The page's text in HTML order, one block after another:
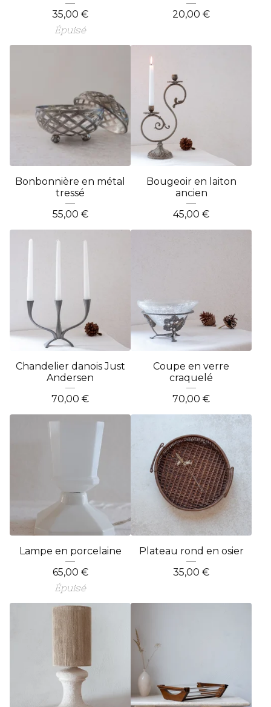
35,00 €
Épuisé
20,00 €
Bonbonnière en métal
tressé
55,00 €
Bougeoir en laiton
ancien
45,00 €
Chandelier danois Just
Andersen
70,00 €
Coupe en verre
craquelé
70,00 €
Lampe en porcelaine
65,00 €
Épuisé
Plateau rond en osier
35,00 €